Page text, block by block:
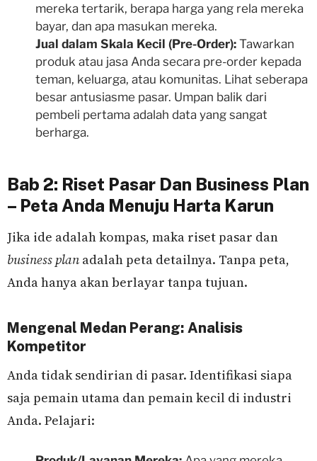
mereka tertarik, berapa harga yang rela mereka
bayar, dan apa masukan mereka.
Jual dalam Skala Kecil (Pre-Order): Tawarkan
produk atau jasa Anda secara pre-order kepada
teman, keluarga, atau komunitas. Lihat seberapa
besar antusiasme pasar. Umpan balik dari
pembeli pertama adalah data yang sangat
berharga.
Bab 2: Riset Pasar Dan Business Plan
– Peta Anda Menuju Harta Karun
Jika ide adalah kompas, maka riset pasar dan
business plan adalah peta detailnya. Tanpa peta,
Anda hanya akan berlayar tanpa tujuan.
Mengenal Medan Perang: Analisis
Kompetitor
Anda tidak sendirian di pasar. Identifikasi siapa
saja pemain utama dan pemain kecil di industri
Anda. Pelajari: